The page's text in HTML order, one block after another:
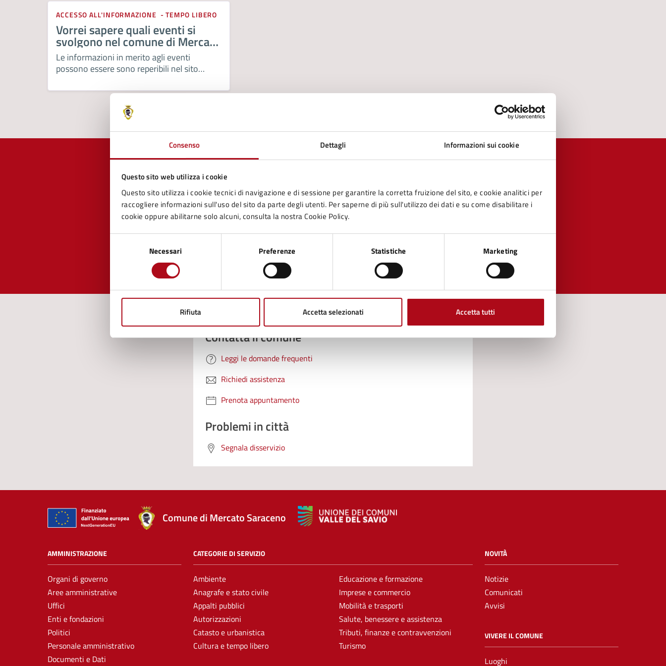
Consenso Dettagli Informazioni sui cookie
Questo sito web utilizza i cookie
Questo sito utilizza i cookie tecnici di navigazione e di sessione per garantire la corretta fruizione del sito, e cookie analitici per
raccogliere informazioni sull'uso del sito da parte degli utenti. Per saperne di più sull'utilizzo dei dati e su come disabilitare i
cookie oppure abilitarne solo alcuni, consulta la nostra Cookie Policy.
Necessari Preferenze Statistiche Marketing
Rifiuta Accetta selezionati Accetta tutti
ACCESSO ALL'INFORMAZIONE TEMPO LIBERO
Vorrei sapere quali eventi si
svolgono nel comune di Mercato
Saraceno
Le informazioni in merito agli eventi
possono essere sono reperibili nel sito
www.comune.mercatosaracenoturismo.it
Quanto sono chiare le informazioni su questa
pagina?
Valuta 5 stelle su 5
Valuta 4 stelle su 5
Valuta 3 stelle su 5
Valuta 2 stelle su 5
Valuta 1 stelle su 5
Contatta il comune
Leggi le domande frequenti
Richiedi assistenza
Prenota appuntamento
Problemi in città
Segnala disservizio
Comune di Mercato Saraceno
AMMINISTRAZIONE
Organi di governo
Aree amministrative
Uffici
Enti e fondazioni
Politici
Personale amministrativo
Documenti e Dati
CATEGORIE DI SERVIZIO
Ambiente
Anagrafe e stato civile
Appalti pubblici
Autorizzazioni
Catasto e urbanistica
Cultura e tempo libero
Educazione e formazione
Imprese e commercio
Mobilità e trasporti
Salute, benessere e assistenza
Tributi, finanze e contravvenzioni
Turismo
NOVITÀ
Notizie
Comunicati
Avvisi
VIVERE IL COMUNE
Luoghi